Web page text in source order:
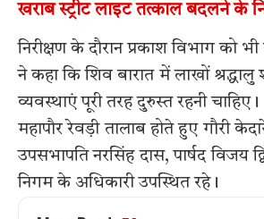
खराब स्ट्रीट लाइट तत्काल बदलने के
निरीक्षण के दौरान प्रकाश विभाग को
ने कहा कि शिव बारात में लाखों
व्यवस्थाएं पूरी तरह दुरुस्त रहनी चाहिए।
महापौर रेवड़ी तालाब होते हुए गौरी
उपसभापति नरसिंह दास, पार्षद विजय
निगम के अधिकारी उपस्थित रहे।